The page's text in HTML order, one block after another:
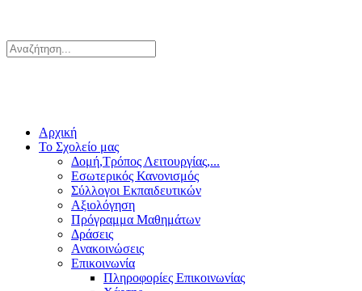
Αρχική
Το Σχολείο μας
Δομή,Τρόπος Λειτουργίας,...
Εσωτερικός Κανονισμός
Σύλλογοι Εκπαιδευτικών
Αξιολόγηση
Πρόγραμμα Μαθημάτων
Δράσεις
Ανακοινώσεις
Επικοινωνία
Πληροφορίες Επικοινωνίας